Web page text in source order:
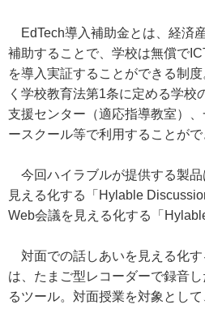
EdTech導入補助金とは、経済
補助することで、学校は無償で
を導入実証することができる制
く学校教育法第1条に定める学校
支援センター（適応指導教室）
ースクール等で利用することがで
今回ハイラブルが提供する製
見える化する「Hylable
Web会議を見える化する「
対面での話しあいを見える化す
は、たまご型レコーダーで録音
るツール。対面授業を対象とし